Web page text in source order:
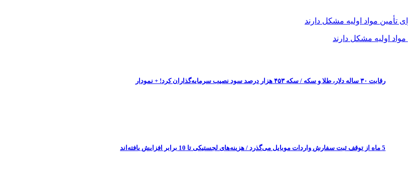
اولیه مشکل دارند
رقابت ۳۰ ساله دلار، طلا و سکه / سکه ۴۵۳ هزار درصد سود نصیب سرمایه‌گذاران کرد! + نمودار
5 ماه از توقف ثبت سفارش واردات موبایل می‌گذرد / هزینه‌های لجستیکی تا 10 برابر افزایش یافته‌اند